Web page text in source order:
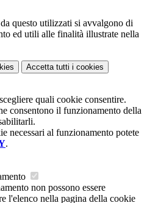
questo utilizzati si avvalgono di
ed utili alle finalità illustrate nella
Accetta tutti i cookies
quali cookie consentire.
consentono il funzionamento della
necessari al funzionamento potete
.
non possono essere
l'elenco nella pagina della cookie